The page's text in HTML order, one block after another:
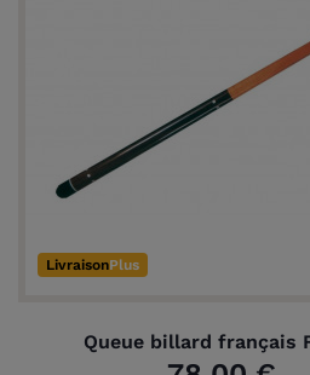
LivraisonPlus
Queue billard français